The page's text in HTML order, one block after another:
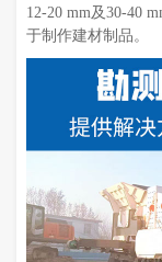
12-20 mm及30-40
于制作建材制品。